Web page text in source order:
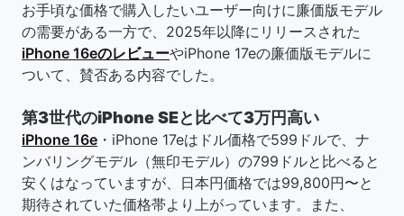
お手頃な価格で購入したいユーザー向けに廉価版モデル
の需要がある一方で、2025年以降にリリースされた
iPhone 16eのレビューやiPhone 17eの廉価版モデルに
ついて、賛否ある内容でした。
第3世代のiPhone SEと比べて3万円高い
iPhone 16e ・iPhone 17eはドル価格で599ドルで、ナ
ンバリングモデル（無印モデル）の799ドルと比べると
安くはなっていますが、日本円価格では99,800円〜と
期待されていた価格帯より上がっています。また、